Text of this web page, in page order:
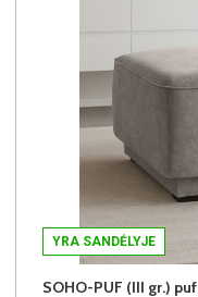
YRA SANDĖLYJE
SOHO-PUF (III gr.)